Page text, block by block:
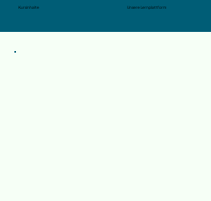
Kursinhalte Unsere Lernplattform